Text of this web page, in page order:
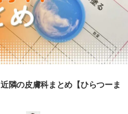
隣の皮膚科まとめ【ひらつーま